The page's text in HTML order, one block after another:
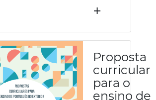
+
Proposta
curricular
para o
ensino de